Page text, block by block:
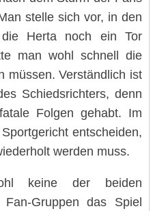
stelle sich vor, in den
die Herta noch ein Tor
man wohl schnell die
müssen. Verständlich ist
Schiedsrichters, denn
Folgen gehabt. Im
entscheiden,
werden muss.
keine der beiden
Gruppen das Spiel